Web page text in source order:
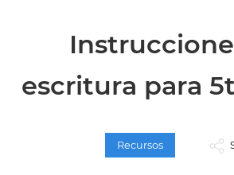
escritura para
Recursos